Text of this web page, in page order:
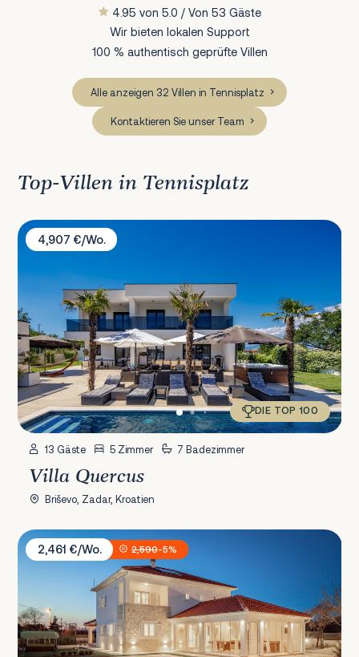
4.95 von 5.0 / Von 53 Gäste
Wir bieten lokalen Support
100 % authentisch geprüfte Villen
Alle anzeigen 32 Villen in Tennisplatz
Kontaktieren Sie unser Team
Top-Villen in Tennisplatz
Villa Quercus
4,907 €/Wo.
DIE TOP 100
13 Gäste 5 Zimmer 7 Badezimmer
Villa Quercus
Briševo, Zadar, Kroatien
Villa Darina
2,461 €/Wo.
2,590-5%